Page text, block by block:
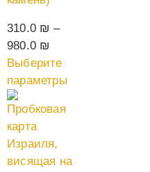
310.0 ₪ –
980.0 ₪
Выберите
параметры